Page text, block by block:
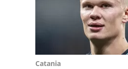
Catania